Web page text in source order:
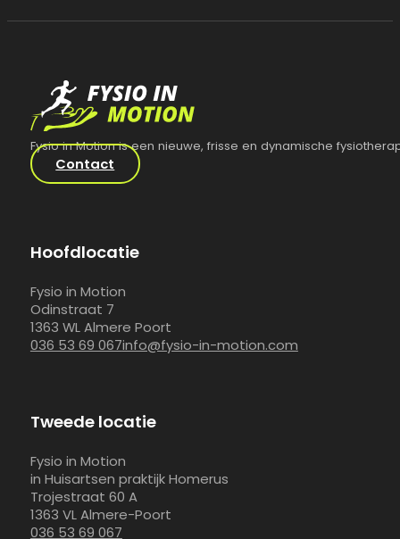
Fysio in Motion is een nieuwe, frisse en dynamische
Contact
Hoofdlocatie
Fysio in Motion
Odinstraat 7
1363 WL Almere Poort
036 53 69 067info@fysio-in-motion.com
Tweede locatie
Fysio in Motion
in Huisartsen praktijk Homerus
Trojestraat 60 A
1363 VL Almere-Poort
036 53 69 067